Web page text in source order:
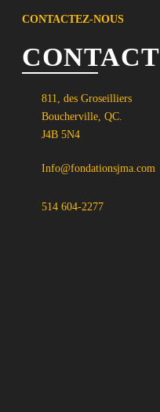
CONTACTEZ-NOUS
CONTACT
811, des Groseilliers
Boucherville, QC.
J4B 5N4
Info@fondationsjma.com
514 604-2277